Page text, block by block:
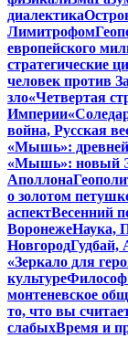
диалектика
Лимитрофом
европейского
стратегические
человек против
зло«Четвертая
Империи
война, Русская
«Мышь»:
«Мышь»: новый
Аполлона
о золотом
аспектВесенний
ВоронежеНаука,
НовгородГудбай,
«Зеркало для
культуре
монтеневское
то, что вы
слабыхВремя и